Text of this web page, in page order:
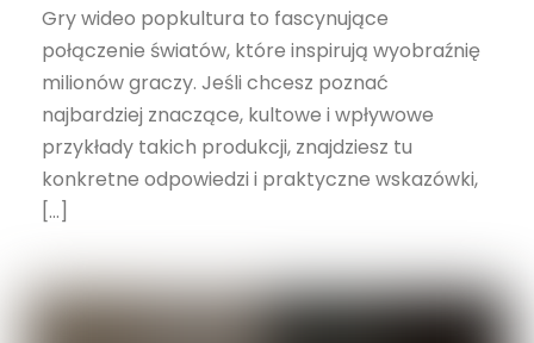
Gry wideo popkultura to fascynujące
połączenie światów, które inspirują wyobraźnię
milionów graczy. Jeśli chcesz poznać
najbardziej znaczące, kultowe i wpływowe
przykłady takich produkcji, znajdziesz tu
konkretne odpowiedzi i praktyczne wskazówki,
[…]